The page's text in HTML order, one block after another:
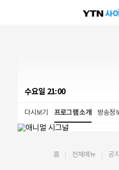
수요일 21:00
다시보기 프로그램 소개 방송정
홈 전체메뉴 공